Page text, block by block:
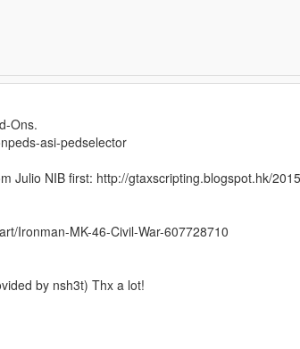
Ons.
asi-pedselector
Julio NIB first: http://gtaxscripting.blogspot.hk/
Ironman-MK-46-Civil-War-607728710
by nsh3t) Thx a lot!